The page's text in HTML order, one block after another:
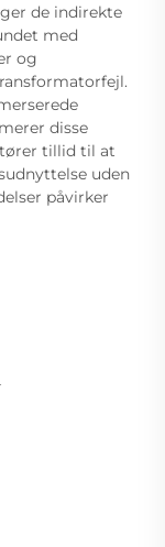
de indirekte
med
og
disse
tillid til at
uden
påvirker